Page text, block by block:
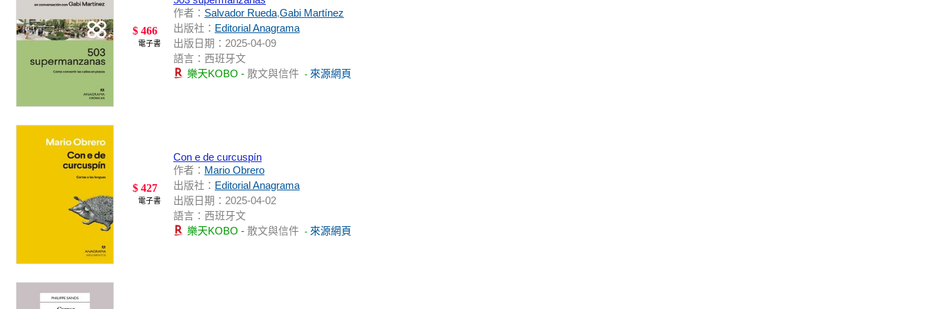
$ 466
電子書
作者： Salvador Rueda,Gabi Martínez
出版社： Editorial Anagrama
出版日期：2025-04-09
語言：西班牙文
樂天KOBO - 散文與信件 - 來源網頁
$ 427
電子書
Con e de curcuspín
作者： Mario Obrero
出版社： Editorial Anagrama
出版日期：2025-04-02
語言：西班牙文
樂天KOBO - 散文與信件 - 來源網頁